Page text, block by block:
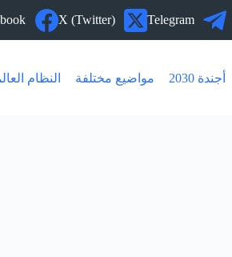
Telegram
X (Twitter)
أجندة 2030 مواضيع مختلفة النظام